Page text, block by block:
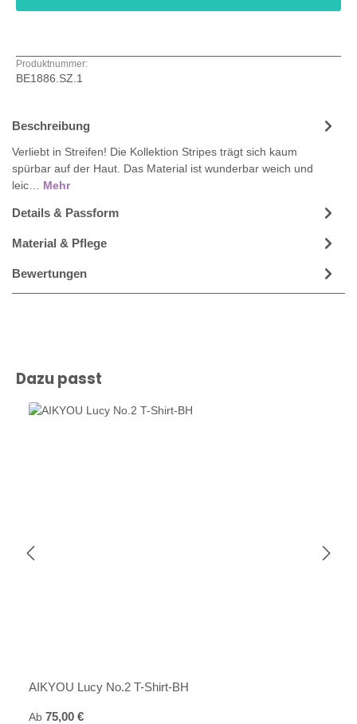
Produktnummer:
BE1886.SZ.1
Beschreibung
Verliebt in Streifen! Die Kollektion Stripes trägt sich kaum
spürbar auf der Haut. Das Material ist wunderbar weich und
leic… Mehr
Details & Passform
Material & Pflege
Bewertungen
Produktgalerie überspringen
Dazu passt
AIKYOU Lucy No.2 T-Shirt-BH
Regulärer Preis:
Ab 75,00 €